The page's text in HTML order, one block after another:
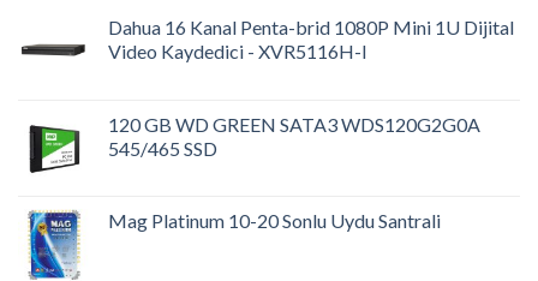
Dahua 16 Kanal Penta-brid 1080P Mini 1U Dijital
Video Kaydedici - XVR5116H-I
120 GB WD GREEN SATA3 WDS120G2G0A
545/465 SSD
Mag Platinum 10-20 Sonlu Uydu Santrali